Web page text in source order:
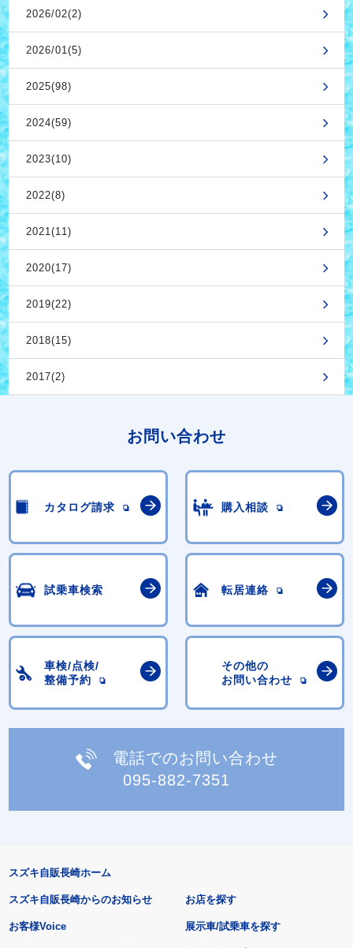
2026/02(2)
2026/01(5)
2025(98)
2024(59)
2023(10)
2022(8)
2021(11)
2020(17)
2019(22)
2018(15)
2017(2)
お問い合わせ
カタログ請求 購入相談
試乗車検索 転居連絡
車検/点検/
整備予約
その他の
お問い合わせ
電話でのお問い合わせ
095-882-7351
スズキ自販長崎ホーム
スズキ自販長崎からのお知らせ
お客様Voice
お店を探す
展示車/試乗車を探す